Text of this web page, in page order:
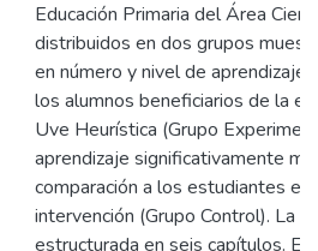
Educación Primaria del Área
distribuidos en dos grupos
en número y nivel de
los alumnos beneficiarios de la
Uve Heurística (Grupo
aprendizaje significativamente
comparación a los estudiantes
intervención (Grupo Control). La
estructurada en seis capítulos. El